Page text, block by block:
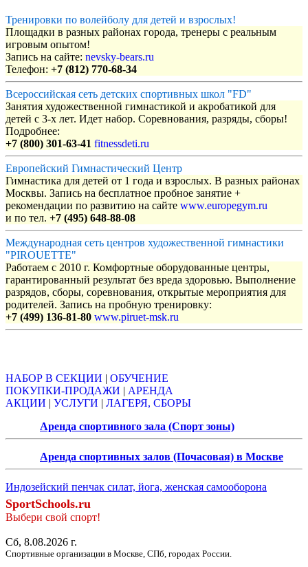
Тренировки по волейболу для детей и взрослых!
Площадки в разных районах города, тренеры с реальным
игровым опытом!
Запись на сайте: nevsky-bears.ru
Телефон: +7 (812) 770-68-34
Всероссийская сеть детских спортивных школ "FD"
Занятия художественной гимнастикой и акробатикой для
детей с 3-х лет. Идет набор. Соревнования, разряды, сборы!
Подробнее:
+7 (800) 301-63-41 fitnessdeti.ru
Европейский Гимнастический Центр
Гимнастика для детей от 1 года и взрослых. В разных районах
Москвы. Запись на бесплатное пробное занятие +
рекомендации по развитию на сайте www.europegym.ru
и по тел. +7 (495) 648-88-08
Международная сеть центров художественной гимнастики
"PIROUETTE"
Работаем с 2010 г. Комфортные оборудованные центры,
гарантированный результат без вреда здоровью. Выполнение
разрядов, сборы, соревнования, открытые мероприятия для
родителей. Запись на пробную тренировку:
+7 (499) 136-81-80 www.piruet-msk.ru
НАБОР В СЕКЦИИ | ОБУЧЕНИЕ
ПОКУПКИ-ПРОДАЖИ | АРЕНДА
АКЦИИ | УСЛУГИ | ЛАГЕРЯ, СБОРЫ
Аренда спортивного зала (Спорт зоны)
Аренда спортивных залов (Почасовая) в Москве
Индозейский пенчак силат, йога, женская самооборона
SportSchools.ru
Выбери свой спорт!
Сб, 8.08.2026 г.
Спортивные организации в Москве, СПб, городах России.